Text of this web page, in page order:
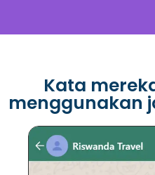
Kata
menggunakan